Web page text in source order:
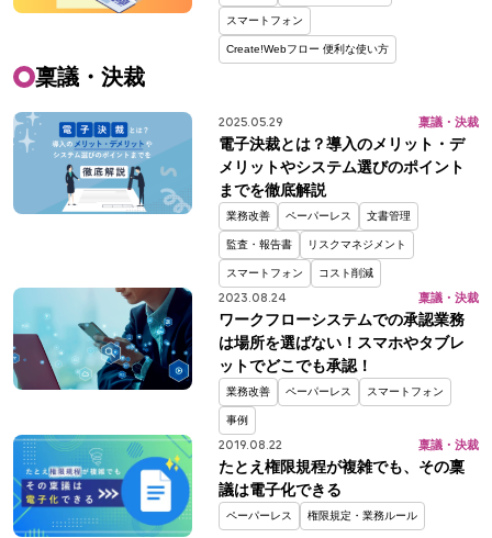
スマートフォン
Create!Webフロー 便利な使い方
2025.05.29 稟議・決裁
電子決裁とは？導入のメリット・デ
メリットやシステム選びのポイント
までを徹底解説
業務改善 ペーパーレス 文書管理
監査・報告書 リスクマネジメント
スマートフォン コスト削減
2023.08.24 稟議・決裁
ワークフローシステムでの承認業務
は場所を選ばない！ スマホやタブレ
ットでどこでも承認！
業務改善 ペーパーレス スマートフォン
事例
2019.08.22 稟議・決裁
たとえ権限規程が複雑でも、その稟
議は電子化できる
ペーパーレス 権限規定・業務ルール
稟議・決裁